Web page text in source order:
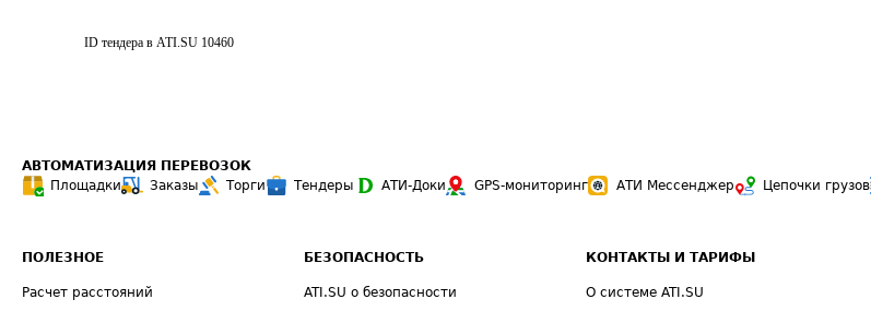
ID тендера в ATI.SU 10460
АВТОМАТИЗАЦИЯ ПЕРЕВОЗОК
Площадки
Заказы Торги Тендеры АТИ-Доки GPS-мониторинг АТИ Мессенджер Цепочки грузов
ПОЛЕЗНОЕ
Расчет расстояний
БЕЗОПАСНОСТЬ
ATI.SU о безопасности
КОНТАКТЫ И ТАРИФЫ
О системе ATI.SU